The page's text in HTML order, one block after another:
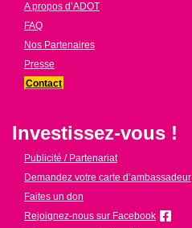
A propos d’ADOT
FAQ
Nos Partenaires
Presse
Contact
Investissez-vous !
Publicité / Partenariat
Demandez votre carte d’ambassadeur
Faites un don
Rejoignez-nous sur Facebook